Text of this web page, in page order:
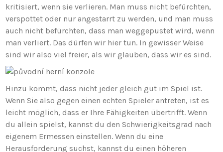
kritisiert, wenn sie verlieren. Man muss nicht befürchten,
verspottet oder nur angestarrt zu werden, und man muss
auch nicht befürchten, dass man weggepustet wird, wenn
man verliert. Das dürfen wir hier tun. In gewisser Weise
sind wir also viel freier, als wir glauben, dass wir es sind.
Hinzu kommt, dass nicht jeder gleich gut im Spiel ist.
Wenn Sie also gegen einen echten Spieler antreten, ist es
leicht möglich, dass er Ihre Fähigkeiten übertrifft. Wenn
du allein spielst, kannst du den Schwierigkeitsgrad nach
eigenem Ermessen einstellen. Wenn du eine
Herausforderung suchst, kannst du einen höheren